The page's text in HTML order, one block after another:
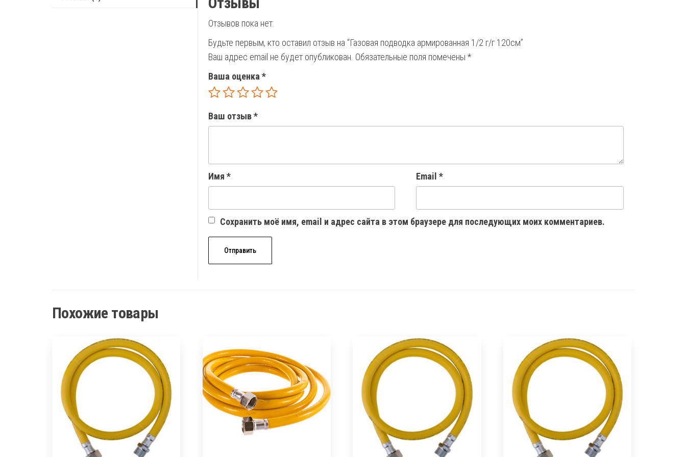
Отзывов пока нет.
Будьте первым, кто оставил отзыв на “Газовая подводка армированная 1/2 г/г 120см”
Ваш адрес email не будет опубликован. Обязательные поля помечены *
Ваша оценка *
Ваш отзыв*
Имя * Email *
Сохранить моё имя, email и адрес сайта в этом браузере для последующих моих комментариев.
Похожие товары